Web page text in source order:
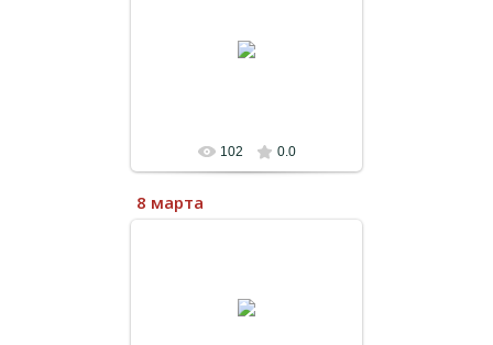
102 0.0
8 марта